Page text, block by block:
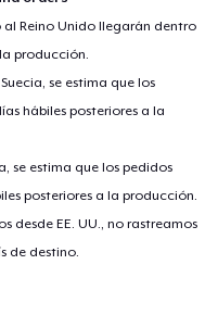
al Reino Unido llegarán dentro
producción.
se estima que los
hábiles posteriores a la
se estima que los pedidos
posteriores a la producción.
desde EE. UU., no rastreamos
de destino.